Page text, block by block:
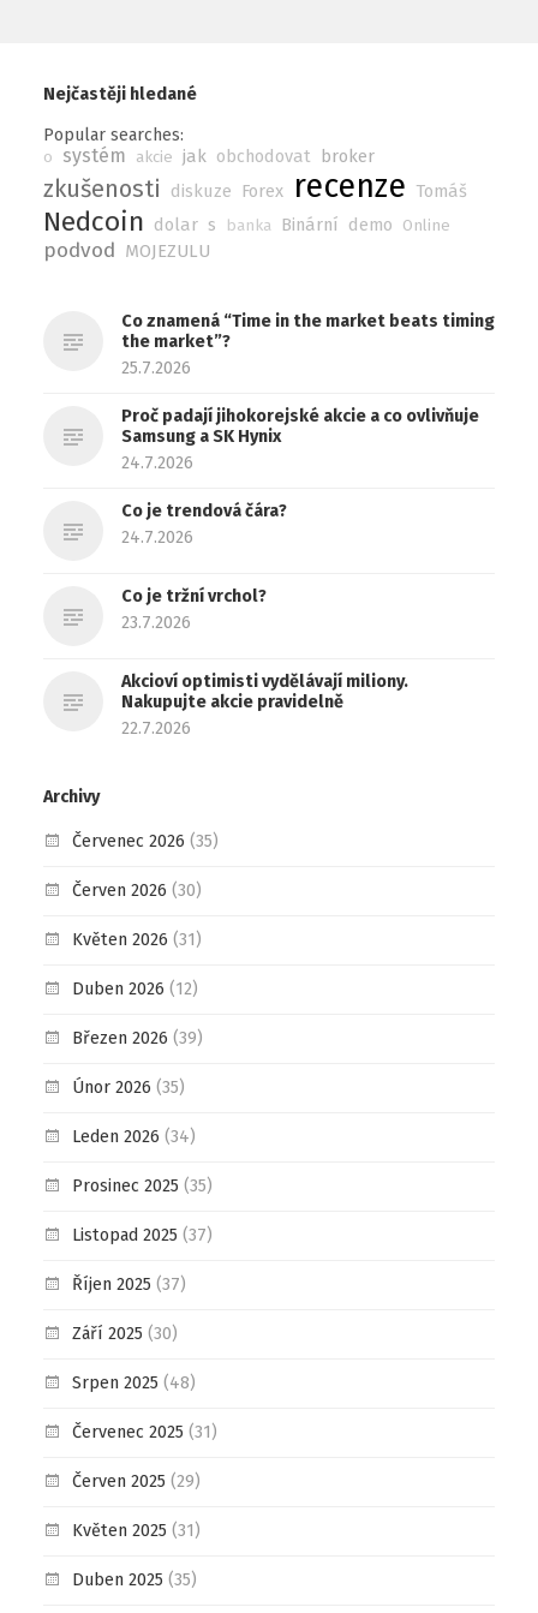
Nejčastěji hledané
Popular searches:
o systém akcie jak obchodovat broker
zkušenosti diskuze Forex recenze Tomáš
Nedcoin dolar s banka Binární demo Online
podvod MOJEZULU
Co znamená “Time in the market beats timing
the market”?
25.7.2026
Proč padají jihokorejské akcie a co ovlivňuje
Samsung a SK Hynix
24.7.2026
Co je trendová čára?
24.7.2026
Co je tržní vrchol?
23.7.2026
Akcioví optimisti vydělávají miliony.
Nakupujte akcie pravidelně
22.7.2026
Archivy
Červenec 2026 (35)
Červen 2026 (30)
Květen 2026 (31)
Duben 2026 (12)
Březen 2026 (39)
Únor 2026 (35)
Leden 2026 (34)
Prosinec 2025 (35)
Listopad 2025 (37)
Říjen 2025 (37)
Září 2025 (30)
Srpen 2025 (48)
Červenec 2025 (31)
Červen 2025 (29)
Květen 2025 (31)
Duben 2025 (35)